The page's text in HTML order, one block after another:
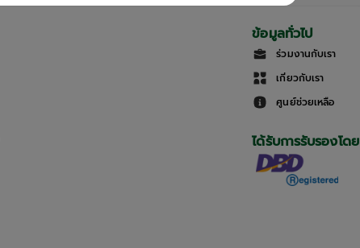
ข้อมูลทั่วไป
ร่วมงานกับเรา
เกี่ยวกับเรา
ศูนย์ช่วยเหลือ
ได้รับการรับรองโดย